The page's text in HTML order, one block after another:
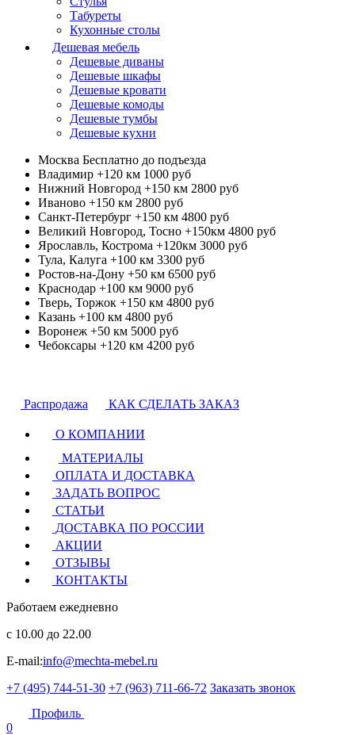
Табуреты
Кухонные столы
Дешевая мебель
Дешевые диваны
Дешевые шкафы
Дешевые кровати
Дешевые комоды
Дешевые тумбы
Дешевые кухни
Москва Бесплатно до подъезда
Владимир +120 км 1000 руб
Нижний Новгород +150 км 2800 руб
Иваново +150 км 2800 руб
Санкт-Петербург +150 км 4800 руб
Великий Новгород, Тосно +150км 4800 руб
Ярославль, Кострома +120км 3000 руб
Тула, Калуга +100 км 3300 руб
Ростов-на-Дону +50 км 6500 руб
Краснодар +100 км 9000 руб
Тверь, Торжок +150 км 4800 руб
Казань +100 км 4800 руб
Воронеж +50 км 5000 руб
Чебоксары +120 км 4200 руб
Распродажа КАК СДЕЛАТЬ ЗАКАЗ
О КОМПАНИИ
МАТЕРИАЛЫ
ОПЛАТА И ДОСТАВКА
ЗАДАТЬ ВОПРОС
СТАТЬИ
ДОСТАВКА ПО РОССИИ
АКЦИИ
ОТЗЫВЫ
КОНТАКТЫ
Работаем ежедневно
с 10.00 до 22.00
E-mail:info@mechta-mebel.ru
+7 (495) 744-51-30 +7 (963) 711-66-72 Заказать звонок
Профиль
0